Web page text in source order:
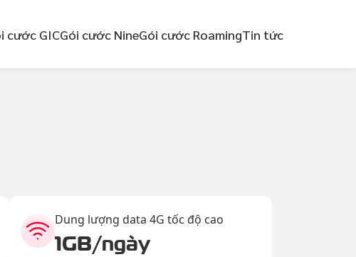
cước GICGói cước NineGói cước RoamingTin tức
Dung lượng data 4G tốc độ cao
1GB/ngày